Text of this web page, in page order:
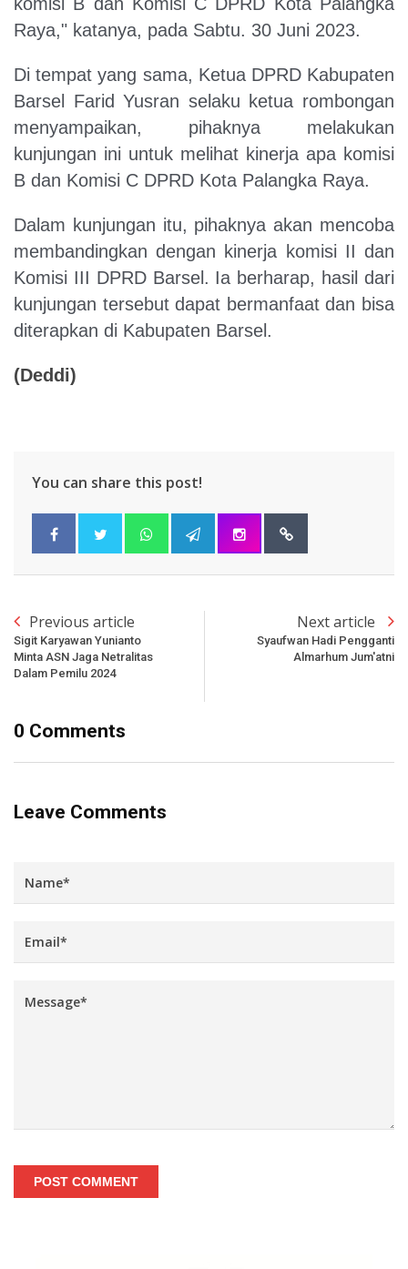
Raya," katanya, pada Sabtu. 30 Juni 2023.
Di tempat yang sama, Ketua DPRD Kabupaten
Barsel Farid Yusran selaku ketua rombongan
menyampaikan, pihaknya melakukan
kunjungan ini untuk melihat kinerja apa komisi
B dan Komisi C DPRD Kota Palangka Raya.
Dalam kunjungan itu, pihaknya akan mencoba
membandingkan dengan kinerja komisi II dan
Komisi III DPRD Barsel. Ia berharap, hasil dari
kunjungan tersebut dapat bermanfaat dan bisa
diterapkan di Kabupaten Barsel.
(Deddi)
You can share this post!
Previous article
Sigit Karyawan Yunianto
Minta ASN Jaga Netralitas
Dalam Pemilu 2024
Next article
Syaufwan Hadi Pengganti
Almarhum Jum'atni
0 Comments
Leave Comments
POST COMMENT